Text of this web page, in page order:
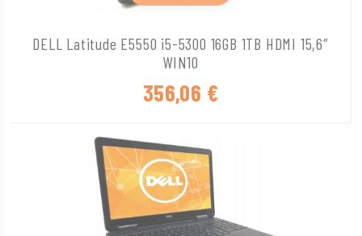
DELL Latitude E5550 i5-5300 16GB 1TB HDMI 15,6″
WIN10
356,06 €